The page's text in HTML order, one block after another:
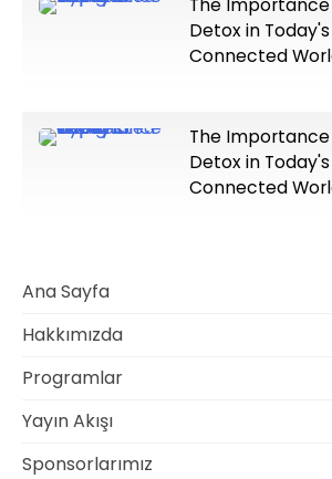
The
Detox in
Connected
The
Detox in
Connected
Ana Sayfa
Hakkımızda
Programlar
Yayın Akışı
Sponsorlarımız